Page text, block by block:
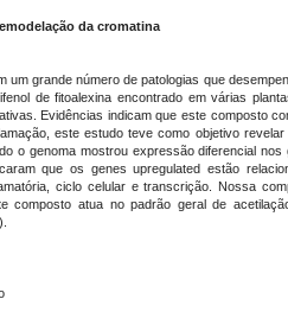
da cromatina
grande número de patologias que
de fitoalexina encontrado em várias
Evidências indicam que este composto
este estudo teve como objetivo
o genoma mostrou expressão diferencial
que os genes upregulated estão
ciclo celular e transcrição. Nossa
composto atua no padrão geral de